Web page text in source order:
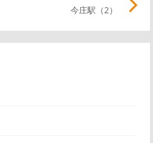
今庄駅（2）
記
事